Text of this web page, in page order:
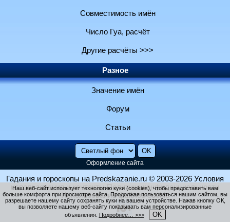
Совместимость имён
Число Гуа, расчёт
Другие расчёты >>>
Разное
Значение имён
Форум
Статьи
Оформление сайта
Гадания и гороскопы на Predskazanie.ru © 2003-2026 Условия
использования и контакты Политика конфиденциальности
Использование файлов cookie
Наш веб-сайт использует технологию куки (cookies), чтобы предоставить вам
больше комфорта при просмотре сайта. Продолжая пользоваться нашим сайтом, вы
разрешаете нашему сайту сохранять куки на вашем устройстве. Нажав кнопку ОК,
вы позволяете нашему веб-сайту показывать вам персонализированные
объявления. Подробнее… >>> OK